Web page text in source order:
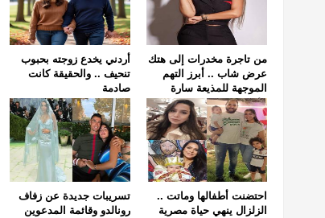
أردني يخدع زوجته بحبوب
تنحيف .. والحقيقة كانت
صادمة
من تاجرة مخدرات إلى هتك
عرض شاب .. أبرز التهم
الموجهة للمذيعة سارة
خليفة
تسريبات جديدة عن زفاف
رونالدو وقائمة المدعوين
احتضنت أطفالها وماتت ..
الزلزال ينهي حياة مصرية